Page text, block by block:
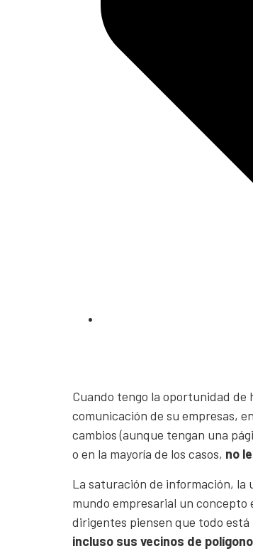
Cuando tengo la oportunidad de
comunicación de su empresas,
cambios (aunque tengan una
o en la mayoría de los casos, no
La saturación de información, la
mundo empresarial un concepto
dirigentes piensen que todo
incluso sus vecinos de